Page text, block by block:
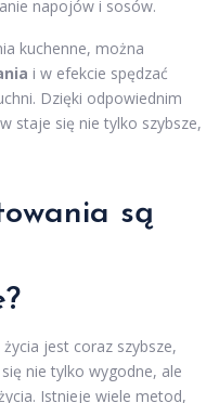
napojów i sosów.
kuchenne, można
i w efekcie spędzać
Dzięki odpowiednim
staje się nie tylko szybsze,
są
jest coraz szybsze,
nie tylko wygodne, ale
Istnieje wiele metod,